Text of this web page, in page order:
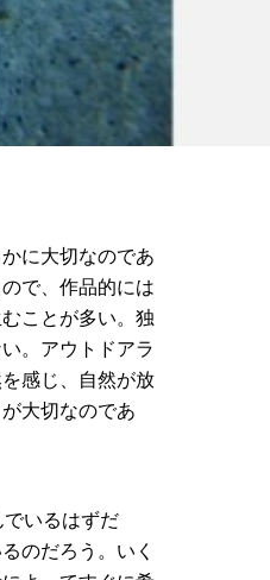
に大切なのであ
で、作品的には
ことが多い。独
。アウトドアラ
感じ、自然が放
大切なのであ
いるはずだ
のだろう。いく